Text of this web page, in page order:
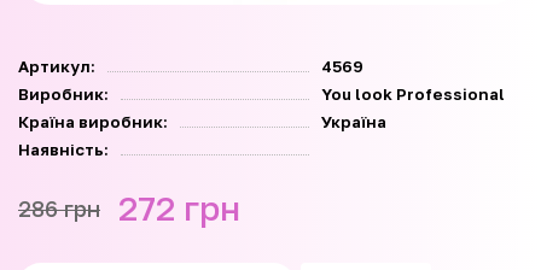
Артикул:
4569
Виробник:
You look Professional
Країна виробник:
Україна
Наявність:
286 грн 272 грн